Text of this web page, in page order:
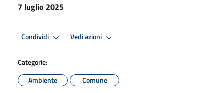
7 luglio 2025
Condividi Vedi azioni
Categorie:
Ambiente
Comune